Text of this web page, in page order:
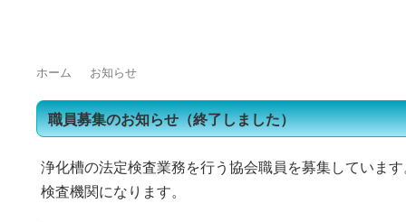
ホーム お知らせ
職員募集のお知らせ（終了しました）
浄化槽の法定検査業務を行う協会職員を募集していま
検査機関になります。